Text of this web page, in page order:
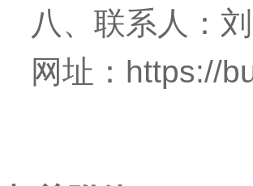
八、联系人：
网址： https://